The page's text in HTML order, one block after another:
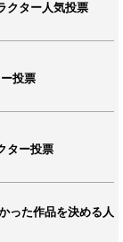
クター人気投票
投票
ター投票
った作品を決める人